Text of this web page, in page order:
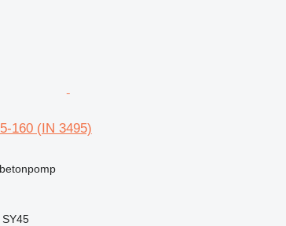
160 (IN 3495)